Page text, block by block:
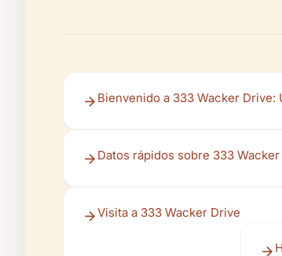
Bienvenido a 333 Wacker
Datos rápidos sobre 333
Visita a 333 Wacker Drive